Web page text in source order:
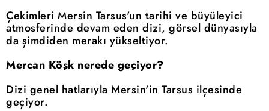
Çekimleri Mersin Tarsus'un tarihi ve büyüleyici
atmosferinde devam eden dizi, görsel dünyasıyla
da şimdiden merakı yükseltiyor.
Mercan Köşk nerede geçiyor?
Dizi genel hatlarıyla Mersin'in Tarsus ilçesinde
geçiyor.